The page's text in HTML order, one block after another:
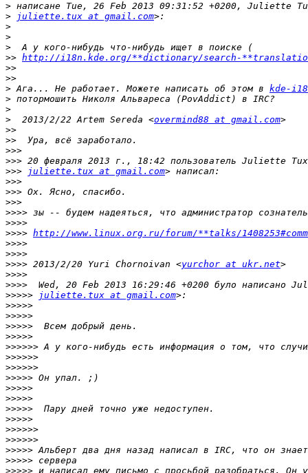
>
>
juliette.tux at gmail.com
>
>
>
>> http://i18n.kde.org/**dictionary/search-
>>
>>
> Ага... Не работает. Можете написать об этом в kde-
>
>
>
  2013/2/22 Artem Sereda <
overmind88 at gmail.com
>>
>>
>>>
>>>
>>>
juliette.tux at gmail.com
>>>
>>>
>>>
>>>>
>>>>
>>>> http://www.linux.org.ru/forum/**talks/
>>>>
>>>>
>>>> 2013/2/20 Yuri Chornoivan <yurchor at ukr.net
>>>>
>>>>
>>>>>
juliette.tux at gmail.com
>>>>>
>>>>>
>>>>>
>>>>>
>>>>>>
>>>>>>
>>>>>>
>>>>>
>>>>>
>>>>>
>>>>>
>>>>>
>>>>>>
>>>>>>
>>>>>
>>>>>
>>>>>